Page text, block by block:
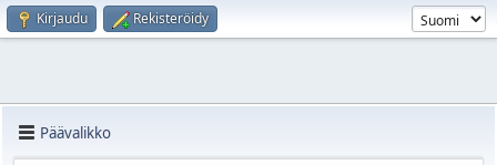
Kirjaudu Rekisteröidy
Päävalikko